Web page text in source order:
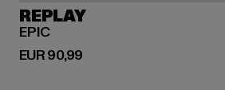
REPLAY
EPIC
EUR 90,99
Derzeitiger Preis: EUR 90,99